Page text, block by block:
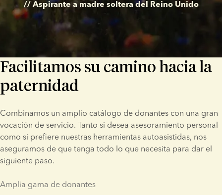
// Aspirante a madre soltera del Reino Unido
Facilitamos su camino hacia la
paternidad
Combinamos un amplio catálogo de donantes con una gran
vocación de servicio. Tanto si desea asesoramiento personal
como si prefiere nuestras herramientas autoasistidas, nos
aseguramos de que tenga todo lo que necesita para dar el
siguiente paso.
Amplia gama de donantes